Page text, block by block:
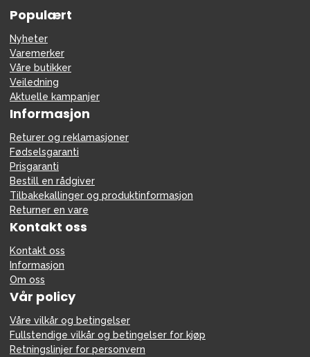
Populært
Nyheter
Varemerker
Våre butikker
Veiledning
Aktuelle kampanjer
Informasjon
Returer og reklamasjoner
Fødselsgaranti
Prisgaranti
Bestill en rådgiver
Tilbakekallinger og produktinformasjon
Returner en vare
Kontakt oss
Kontakt oss
Informasjon
Om oss
Vår policy
Våre vilkår og betingelser
Fullstendige vilkår og betingelser for kjøp
Retningslinjer for personvern